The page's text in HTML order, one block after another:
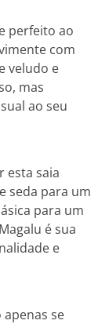
perfeito ao
com
veludo e
mas
ao seu
esta saia
seda para um
para um
é sua
e
apenas se